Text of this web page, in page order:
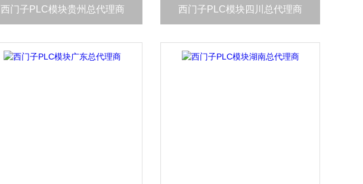
西门子PLC模块贵州总代理商 西门子PLC模块四川总代理商